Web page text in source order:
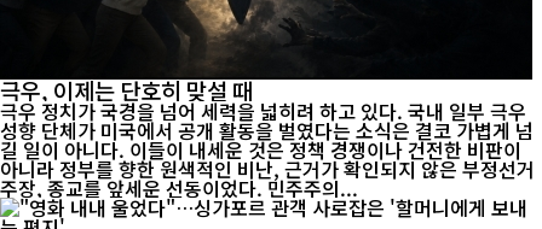
극우, 이제는 단호히 맞설 때
극우 정치가 국경을 넘어 세력을 넓히려 하고 있다. 국내 일부 극우
성향 단체가 미국에서 공개 활동을 벌였다는 소식은 결코 가볍게 넘
길 일이 아니다. 이들이 내세운 것은 정책 경쟁이나 건전한 비판이
아니라 정부를 향한 원색적인 비난, 근거가 확인되지 않은 부정선거
주장, 종교를 앞세운 선동이었다. 민주주의...